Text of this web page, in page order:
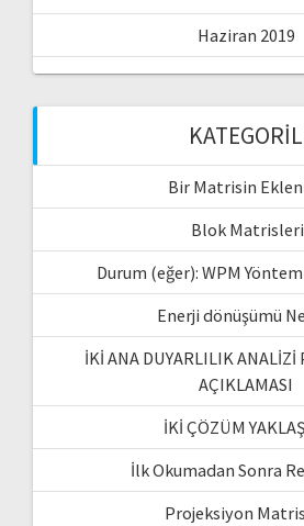
Haziran 2019
Bir Matrisin
Blok Matrisleri
Durum (eğer): WPM
Enerji dönüşümü
İKİ ANA DUYARLILIK ANALİZİ
AÇIKLAMASI
İKİ ÇÖZÜM
İlk Okumadan Sonra
Projeksiyon